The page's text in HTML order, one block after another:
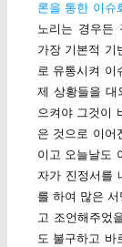
론을 통한 이슈
노리는 경우든
가장 기본적 기
로 유통시켜 이
제 상황들을 대
으켜야 그것이
은 것으로 이어
이고 오늘날도
자가 진정서를
를 하여 많은
고 조언해주었
도 불구하고 바